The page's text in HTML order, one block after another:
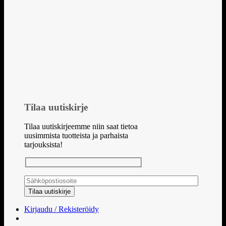
Tilaa uutiskirje
Tilaa uutiskirjeemme niin saat tietoa
uusimmista tuotteista ja parhaista
tarjouksista!
Kirjaudu / Rekisteröidy